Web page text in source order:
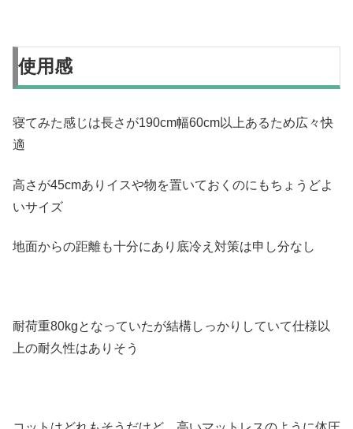
使用感
寝てみた感じは長さが190cm幅60cm以上あるため広々快
適
高さが45cmありイスや物を置いておくのにもちょうどよ
いサイズ
地面からの距離も十分にあり底冷え対策は申し分なし
耐荷重80kgとなっていたが結構しっかりしていて仕様以
上の耐久性はありそう